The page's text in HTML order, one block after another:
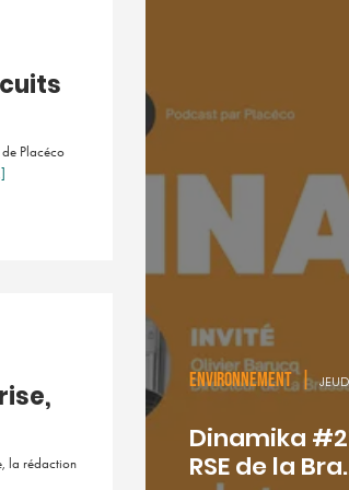
Placéco
la rédaction
ENVIRONNEMENT |
Dinamika
RSE de la